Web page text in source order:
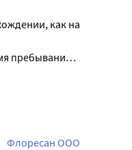
как на
пребывания
Наносите
Флоресан ООО